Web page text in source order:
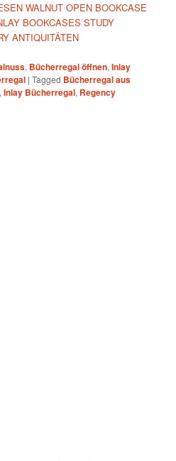
WALNUT OPEN BOOKCASE
BOOKCASES STUDY
ANTIQUITÄTEN
, Bücherregal öffnen,Inlay
|Tagged Bücherregal aus
,Inlay Bücherregal, Regency